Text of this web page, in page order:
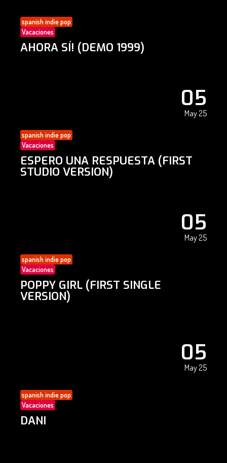
spanish indie pop
Vacaciones
AHORA SÍ! (DEMO 1999)
05
May 25
spanish indie pop
Vacaciones
ESPERO UNA RESPUESTA (FIRST
STUDIO VERSION)
05
May 25
spanish indie pop
Vacaciones
POPPY GIRL (FIRST SINGLE
VERSION)
05
May 25
spanish indie pop
Vacaciones
DANI